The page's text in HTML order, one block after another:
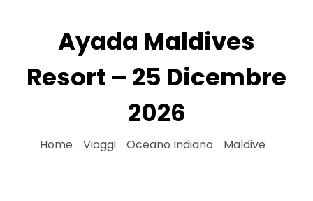
Tour
Ayada Maldives
Resort – 25 Dicembre
2026
Home Viaggi Oceano Indiano Maldive